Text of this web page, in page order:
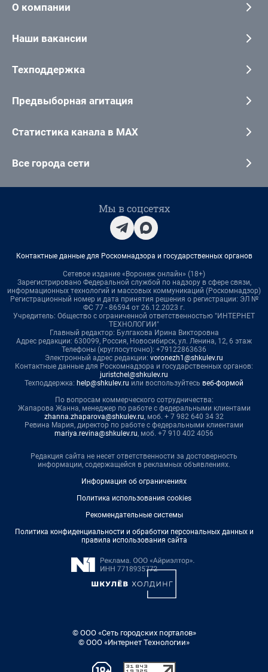
О компании
Наши вакансии
Техподдержка
Предвыборная агитация
Статистика канала в MAX
Все города сети
Мы в соцсетях
Контактные данные для Роскомнадзора и государственных органов
Сетевое издание «Воронеж онлайн» (18+)
Зарегистрировано Федеральной службой по надзору в сфере связи,
информационных технологий и массовых коммуникаций (Роскомнадзор)
Регистрационный номер и дата принятия решения о регистрации: ЭЛ №
ФС 77 - 86594 от 26.12.2023 г.
Учредитель: Общество с ограниченной ответственностью "ИНТЕРНЕТ
ТЕХНОЛОГИИ"
Главный редактор: Булгакова Ирина Викторовна
Адрес редакции: 630099, Россия, Новосибирск, ул. Ленина, 12, 6 этаж
Телефоны (круглосуточно): +79122863636
Электронный адрес редакции: voronezh1@shkulev.ru
Контактные данные для Роскомнадзора и государственных органов:
juristchel@shkulev.ru
Техподдержка: help@shkulev.ru или воспользуйтесь веб-формой
По вопросам коммерческого сотрудничества:
Жапарова Жанна, менеджер по работе с федеральными клиентами
zhanna.zhaparova@shkulev.ru, моб. + 7 982 640 34 32
Ревина Мария, директор по работе с федеральными клиентами
mariya.revina@shkulev.ru, моб. +7 910 402 4056
Редакция сайта не несет ответственности за достоверность
информации, содержащейся в рекламных объявлениях.
Информация об ограничениях
Политика использования cookies
Рекомендательные системы
Политика конфиденциальности и обработки персональных данных и
правила использования сайта
© ООО «Сеть городских порталов»
© ООО «Интернет Технологии»